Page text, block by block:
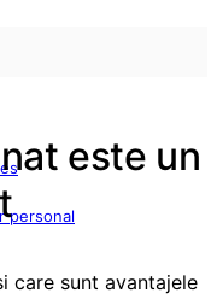
personal
este un